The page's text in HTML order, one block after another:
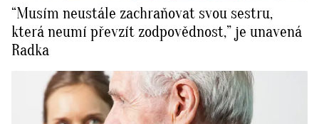
“Musím neustále zachraňovat svou sestru,
která neumí převzít zodpovědnost,” je unavená
Radka